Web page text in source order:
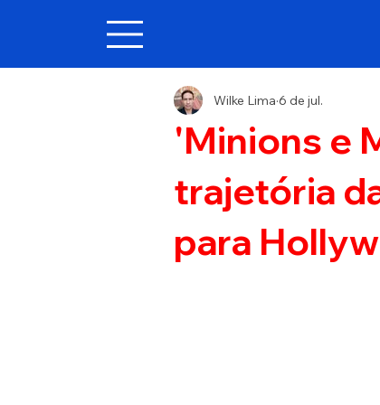
'Minions e
trajetória
para
Wilke Lima 6 de jul.